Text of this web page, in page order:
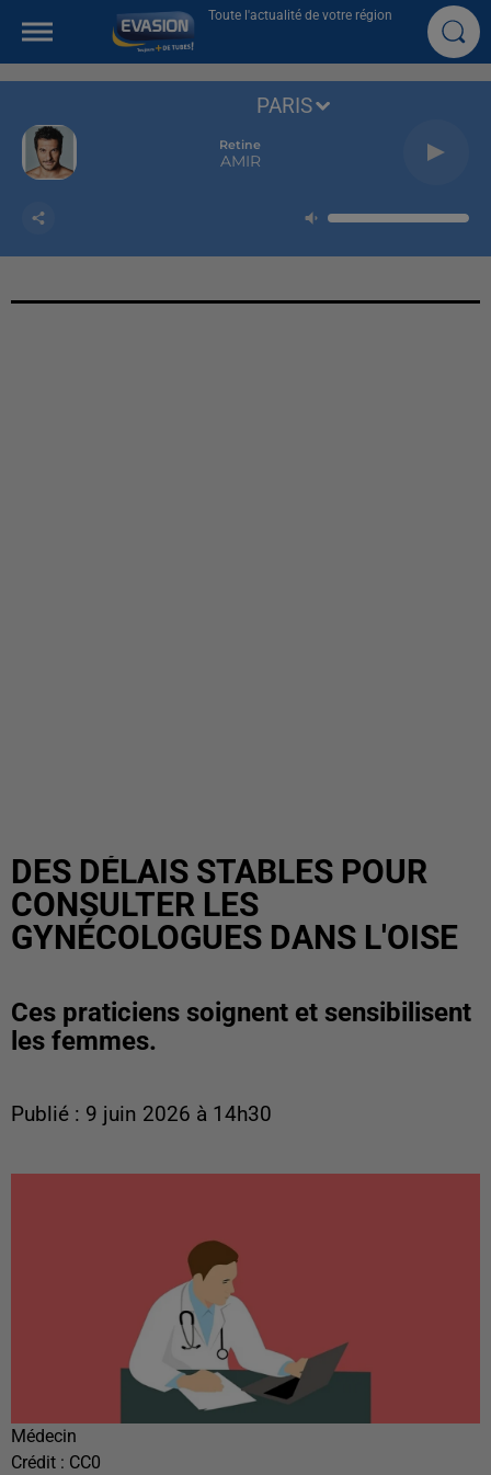
Toute l'actualité de votre région
Retine
AMIR
PARIS
DES DÉLAIS STABLES POUR
CONSULTER LES
GYNÉCOLOGUES DANS L'OISE
Ces praticiens soignent et sensibilisent
les femmes.
Publié : 9 juin 2026 à 14h30
Médecin
Crédit : CC0